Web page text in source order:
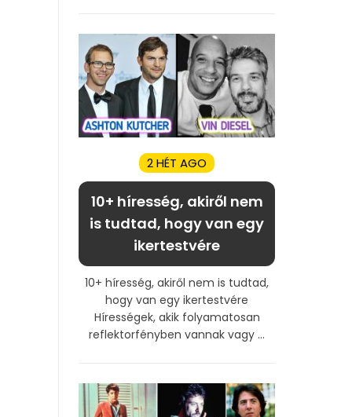
2 HÉT AGO
10+ híresség, akiről nem
is tudtad, hogy van egy
ikertestvére
10+ híresség, akiről nem is tudtad,
hogy van egy ikertestvére
Hírességek, akik folyamatosan
reflektorfényben vannak vagy ...